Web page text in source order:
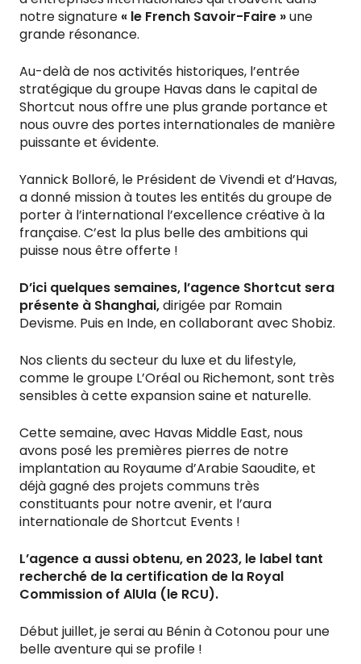
notre signature « le French Savoir-Faire »une
grande résonance.
Au-delà de nos activités historiques, l’entrée
stratégique du groupe Havas dans le capital de
Shortcut nous offre une plus grande portance et
nous ouvre des portes internationales de manière
puissante et évidente.
Yannick Bolloré, le Président de Vivendi et d’Havas,
a donné mission à toutes les entités du groupe de
porter à l’international l’excellence créative à la
française. C’est la plus belle des ambitions qui
puisse nous être offerte !
D’ici quelques semaines, l’agence Shortcut sera
présente à Shanghai,dirigée par Romain
Devisme. Puis en Inde, en collaborant avec Shobiz.
Nos clients du secteur du luxe et du lifestyle,
comme le groupe L’Oréal ou Richemont, sont très
sensibles à cette expansion saine et naturelle.
Cette semaine, avec Havas Middle East, nous
avons posé les premières pierres de notre
implantation au Royaume d’Arabie Saoudite, et
déjà gagné des projets communs très
constituants pour notre avenir, et l’aura
internationale de Shortcut Events !
L’agence a aussi obtenu, en 2023, le label tant
recherché de la certification de la Royal
Commission of AlUla (le RCU).
Début juillet, je serai au Bénin à Cotonou pour une
belle aventure qui se profile !